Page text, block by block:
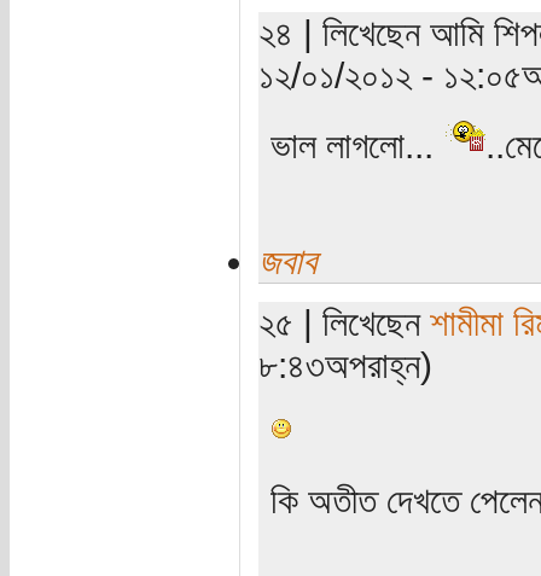
২৪ | লিখেছেন আমি
১২/০১/২০১২ -
ভাল লাগলো...
জবাব
২৫ | লিখেছেন শামীমা
৮:৪৩অপরাহ্ন)
কি অতীত দেখতে